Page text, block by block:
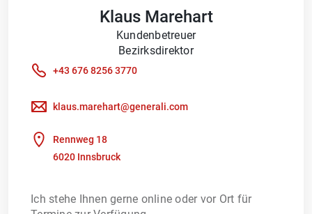
Klaus Marehart
Kundenbetreuer
Bezirksdirektor
+43 676 8256 3770
klaus.marehart@generali.com
Rennweg 18
6020 Innsbruck
Ich stehe Ihnen gerne online oder vor Ort für